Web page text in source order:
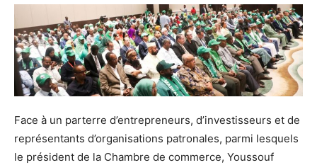
Face à un parterre d’entrepreneurs, d’investisseurs et de
représentants d’organisations patronales, parmi lesquels
le président de la Chambre de commerce, Youssouf